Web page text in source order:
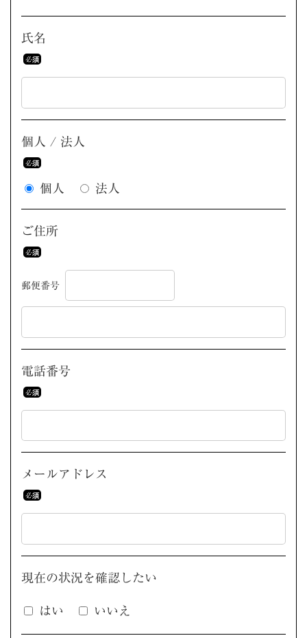
氏名
個人 / 法人
個人 法人
ご住所
郵便番号
電話番号
メールアドレス
現在の状況を確認したい
はい いいえ